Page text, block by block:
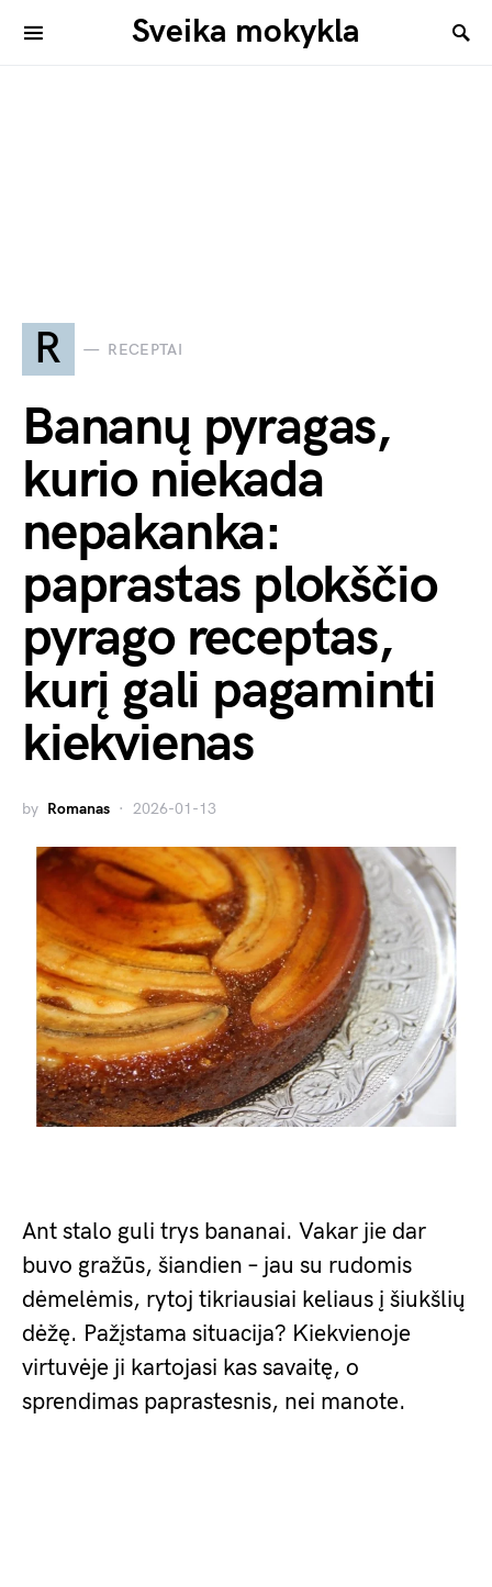
Sveika mokykla
R RECEPTAI
Bananų pyragas,
kurio niekada
nepakanka:
paprastas plokščio
pyrago receptas,
kurį gali pagaminti
kiekvienas
by Romanas 2026-01-13
Ant stalo guli trys bananai. Vakar jie dar
buvo gražūs, šiandien – jau su rudomis
dėmelėmis, rytoj tikriausiai keliaus į šiukšlių
dėžę. Pažįstama situacija? Kiekvienoje
virtuvėje ji kartojasi kas savaitę, o
sprendimas paprastesnis, nei manote.